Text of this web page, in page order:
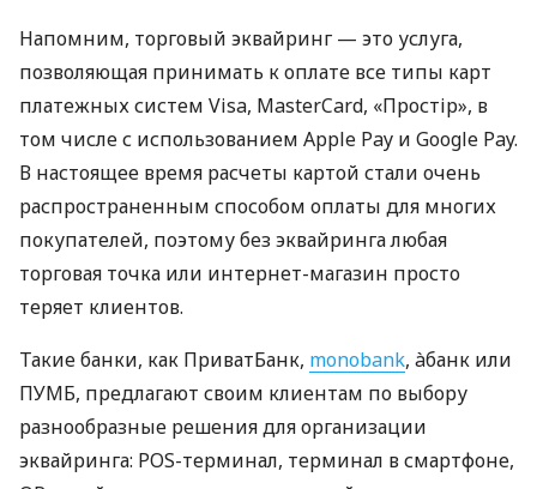
Напомним, торговый эквайринг — это услуга,
позволяющая принимать к оплате все типы карт
платежных систем Visa, MasterCard, «Простір», в
том числе с использованием Apple Pay и Google Pay.
В настоящее время расчеты картой стали очень
распространенным способом оплаты для многих
покупателей, поэтому без эквайринга любая
торговая точка или интернет-магазин просто
теряет клиентов.
Такие банки, как ПриватБанк, monobank, àбанк или
ПУМБ, предлагают своим клиентам по выбору
разнообразные решения для организации
эквайринга: POS-терминал, терминал в смартфоне,